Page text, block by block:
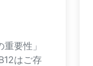
要性」
はご存